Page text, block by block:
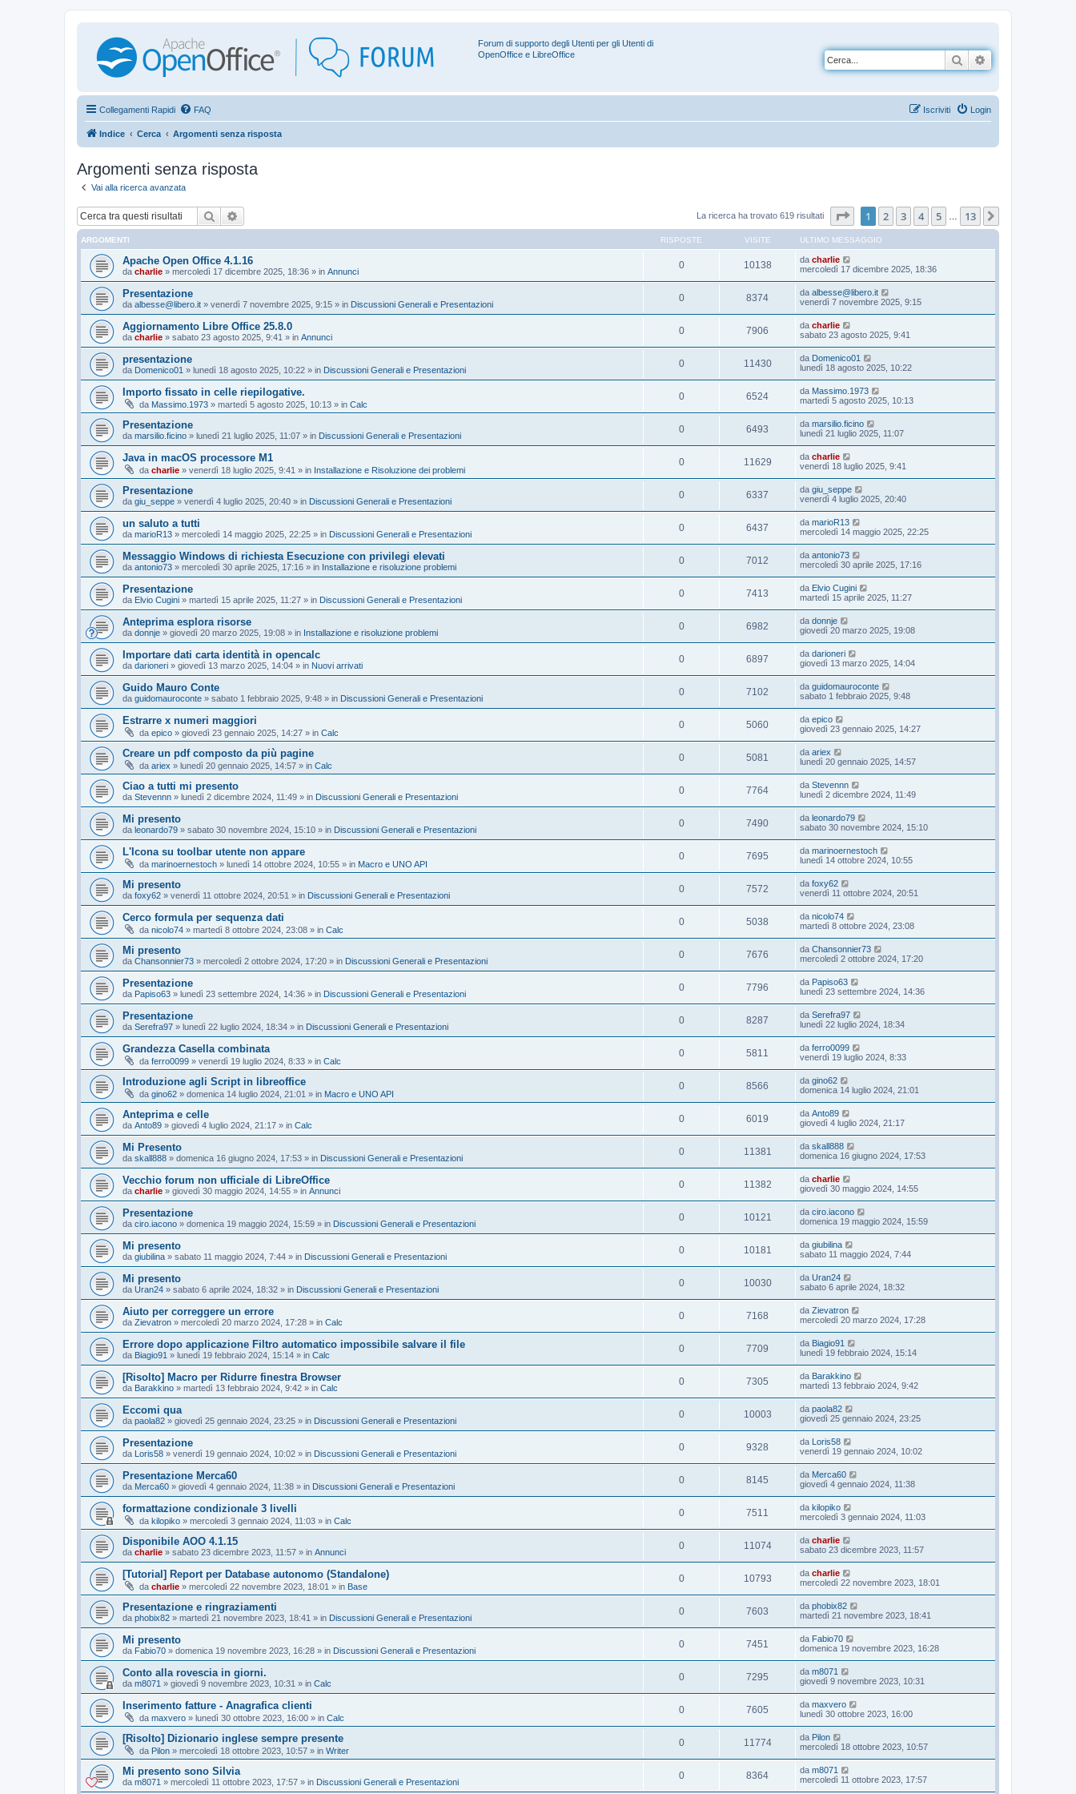
Forum di supporto degli Utenti per gli Utenti di
OpenOffice e LibreOffice
Cerca
Collegamenti Rapidi FAQ Login
Iscriviti
Indice Cerca Argomenti senza risposta
Argomenti senza risposta
Vai alla ricerca avanzata
Cerca La ricerca ha trovato 619 risultati Pagina1 di
1 2 3 4 5 13
ARGOMENTI RISPOSTE VISITE ULTIMO MESSAGGIO
Apache Open Office 4.1.16
da charlie » mercoledì 17 dicembre 2025, 18:36 » in Annunci
0 10138 da charlie
mercoledì 17 dicembre 2025, 18:36
Presentazione
da albesse@libero.it » venerdì 7 novembre 2025, 9:15 » in Discussioni Generali e Presentazioni
0 8374 da albesse@libero.it
venerdì 7 novembre 2025, 9:15
Aggiornamento Libre Office 25.8.0
da charlie » sabato 23 agosto 2025, 9:41 » in Annunci
0 7906 da charlie
sabato 23 agosto 2025, 9:41
presentazione
da Domenico01 » lunedì 18 agosto 2025, 10:22 » in Discussioni Generali e Presentazioni
0 11430 da Domenico01
lunedì 18 agosto 2025, 10:22
Importo fissato in celle riepilogative.
da Massimo.1973 » martedì 5 agosto 2025, 10:13 » in Calc
0 6524 da Massimo.1973
martedì 5 agosto 2025, 10:13
Presentazione
da marsilio.ficino » lunedì 21 luglio 2025, 11:07 » in Discussioni Generali e Presentazioni
0 6493 da marsilio.ficino
lunedì 21 luglio 2025, 11:07
Java in macOS processore M1
da charlie » venerdì 18 luglio 2025, 9:41 » in Installazione e Risoluzione dei problemi
0 11629 da charlie
venerdì 18 luglio 2025, 9:41
Presentazione
da giu_seppe » venerdì 4 luglio 2025, 20:40 » in Discussioni Generali e Presentazioni
0 6337 da giu_seppe
venerdì 4 luglio 2025, 20:40
un saluto a tutti
da marioR13 » mercoledì 14 maggio 2025, 22:25 » in Discussioni Generali e Presentazioni
0 6437 da marioR13
mercoledì 14 maggio 2025, 22:25
Messaggio Windows di richiesta Esecuzione con privilegi elevati
da antonio73 » mercoledì 30 aprile 2025, 17:16 » in Installazione e risoluzione problemi
0 7012 da antonio73
mercoledì 30 aprile 2025, 17:16
Presentazione
da Elvio Cugini » martedì 15 aprile 2025, 11:27 » in Discussioni Generali e Presentazioni
0 7413 da Elvio Cugini
martedì 15 aprile 2025, 11:27
Anteprima esplora risorse
da donnje » giovedì 20 marzo 2025, 19:08 » in Installazione e risoluzione problemi
0 6982 da donnje
giovedì 20 marzo 2025, 19:08
Importare dati carta identità in opencalc
da darioneri » giovedì 13 marzo 2025, 14:04 » in Nuovi arrivati
0 6897 da darioneri
giovedì 13 marzo 2025, 14:04
Guido Mauro Conte
da guidomauroconte » sabato 1 febbraio 2025, 9:48 » in Discussioni Generali e Presentazioni
0 7102 da guidomauroconte
sabato 1 febbraio 2025, 9:48
Estrarre x numeri maggiori
da epico » giovedì 23 gennaio 2025, 14:27 » in Calc
0 5060 da epico
giovedì 23 gennaio 2025, 14:27
Creare un pdf composto da più pagine
da ariex » lunedì 20 gennaio 2025, 14:57 » in Calc
0 5081 da ariex
lunedì 20 gennaio 2025, 14:57
Ciao a tutti mi presento
da Stevennn » lunedì 2 dicembre 2024, 11:49 » in Discussioni Generali e Presentazioni
0 7764 da Stevennn
lunedì 2 dicembre 2024, 11:49
Mi presento
da leonardo79 » sabato 30 novembre 2024, 15:10 » in Discussioni Generali e Presentazioni
0 7490 da leonardo79
sabato 30 novembre 2024, 15:10
L'Icona su toolbar utente non appare
da marinoernestoch » lunedì 14 ottobre 2024, 10:55 » in Macro e UNO API
0 7695 da marinoernestoch
lunedì 14 ottobre 2024, 10:55
Mi presento
da foxy62 » venerdì 11 ottobre 2024, 20:51 » in Discussioni Generali e Presentazioni
0 7572 da foxy62
venerdì 11 ottobre 2024, 20:51
Cerco formula per sequenza dati
da nicolo74 » martedì 8 ottobre 2024, 23:08 » in Calc
0 5038 da nicolo74
martedì 8 ottobre 2024, 23:08
Mi presento
da Chansonnier73 » mercoledì 2 ottobre 2024, 17:20 » in Discussioni Generali e Presentazioni
0 7676 da Chansonnier73
mercoledì 2 ottobre 2024, 17:20
Presentazione
da Papiso63 » lunedì 23 settembre 2024, 14:36 » in Discussioni Generali e Presentazioni
0 7796 da Papiso63
lunedì 23 settembre 2024, 14:36
Presentazione
da Serefra97 » lunedì 22 luglio 2024, 18:34 » in Discussioni Generali e Presentazioni
0 8287 da Serefra97
lunedì 22 luglio 2024, 18:34
Grandezza Casella combinata
da ferro0099 » venerdì 19 luglio 2024, 8:33 » in Calc
0 5811 da ferro0099
venerdì 19 luglio 2024, 8:33
Introduzione agli Script in libreoffice
da gino62 » domenica 14 luglio 2024, 21:01 » in Macro e UNO API
0 8566 da gino62
domenica 14 luglio 2024, 21:01
Anteprima e celle
da Anto89 » giovedì 4 luglio 2024, 21:17 » in Calc
0 6019 da Anto89
giovedì 4 luglio 2024, 21:17
Mi Presento
da skall888 » domenica 16 giugno 2024, 17:53 » in Discussioni Generali e Presentazioni
0 11381 da skall888
domenica 16 giugno 2024, 17:53
Vecchio forum non ufficiale di LibreOffice
da charlie » giovedì 30 maggio 2024, 14:55 » in Annunci
0 11382 da charlie
giovedì 30 maggio 2024, 14:55
Presentazione
da ciro.iacono » domenica 19 maggio 2024, 15:59 » in Discussioni Generali e Presentazioni
0 10121 da ciro.iacono
domenica 19 maggio 2024, 15:59
Mi presento
da giubilina » sabato 11 maggio 2024, 7:44 » in Discussioni Generali e Presentazioni
0 10181 da giubilina
sabato 11 maggio 2024, 7:44
Mi presento
da Uran24 » sabato 6 aprile 2024, 18:32 » in Discussioni Generali e Presentazioni
0 10030 da Uran24
sabato 6 aprile 2024, 18:32
Aiuto per correggere un errore
da Zievatron » mercoledì 20 marzo 2024, 17:28 » in Calc
0 7168 da Zievatron
mercoledì 20 marzo 2024, 17:28
Errore dopo applicazione Filtro automatico impossibile salvare il file
da Biagio91 » lunedì 19 febbraio 2024, 15:14 » in Calc
0 7709 da Biagio91
lunedì 19 febbraio 2024, 15:14
[Risolto] Macro per Ridurre finestra Browser
da Barakkino » martedì 13 febbraio 2024, 9:42 » in Calc
0 7305 da Barakkino
martedì 13 febbraio 2024, 9:42
Eccomi qua
da paola82 » giovedì 25 gennaio 2024, 23:25 » in Discussioni Generali e Presentazioni
0 10003 da paola82
giovedì 25 gennaio 2024, 23:25
Presentazione
da Loris58 » venerdì 19 gennaio 2024, 10:02 » in Discussioni Generali e Presentazioni
0 9328 da Loris58
venerdì 19 gennaio 2024, 10:02
Presentazione Merca60
da Merca60 » giovedì 4 gennaio 2024, 11:38 » in Discussioni Generali e Presentazioni
0 8145 da Merca60
giovedì 4 gennaio 2024, 11:38
formattazione condizionale 3 livelli
da kilopiko » mercoledì 3 gennaio 2024, 11:03 » in Calc
0 7511 da kilopiko
mercoledì 3 gennaio 2024, 11:03
Disponibile AOO 4.1.15
da charlie » sabato 23 dicembre 2023, 11:57 » in Annunci
0 11074 da charlie
sabato 23 dicembre 2023, 11:57
[Tutorial] Report per Database autonomo (Standalone)
da charlie » mercoledì 22 novembre 2023, 18:01 » in Base
0 10793 da charlie
mercoledì 22 novembre 2023, 18:01
Presentazione e ringraziamenti
da phobix82 » martedì 21 novembre 2023, 18:41 » in Discussioni Generali e Presentazioni
0 7603 da phobix82
martedì 21 novembre 2023, 18:41
Mi presento
da Fabio70 » domenica 19 novembre 2023, 16:28 » in Discussioni Generali e Presentazioni
0 7451 da Fabio70
domenica 19 novembre 2023, 16:28
Conto alla rovescia in giorni.
da m8071 » giovedì 9 novembre 2023, 10:31 » in Calc
0 7295 da m8071
giovedì 9 novembre 2023, 10:31
Inserimento fatture - Anagrafica clienti
da maxvero » lunedì 30 ottobre 2023, 16:00 » in Calc
0 7605 da maxvero
lunedì 30 ottobre 2023, 16:00
[Risolto] Dizionario inglese sempre presente
da Pilon » mercoledì 18 ottobre 2023, 10:57 » in Writer
0 11774 da Pilon
mercoledì 18 ottobre 2023, 10:57
Mi presento sono Silvia
da m8071 » mercoledì 11 ottobre 2023, 17:57 » in Discussioni Generali e Presentazioni
0 8364 da m8071
mercoledì 11 ottobre 2023, 17:57